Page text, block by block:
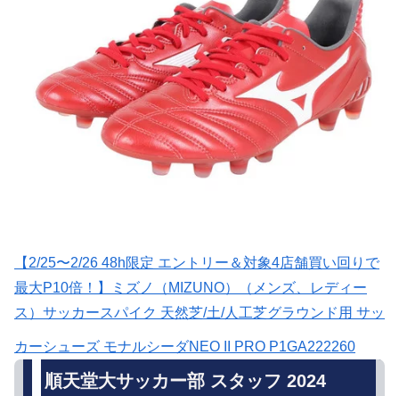
【2/25〜2/26 48h限定 エントリー＆対象4店舗買い回りで
最大P10倍！】ミズノ（MIZUNO）（メンズ、レディー
ス）サッカースパイク 天然芝/土/人工芝グラウンド用 サッ
カーシューズ モナルシーダNEO II PRO P1GA222260
順天堂大サッカー部 スタッフ 2024